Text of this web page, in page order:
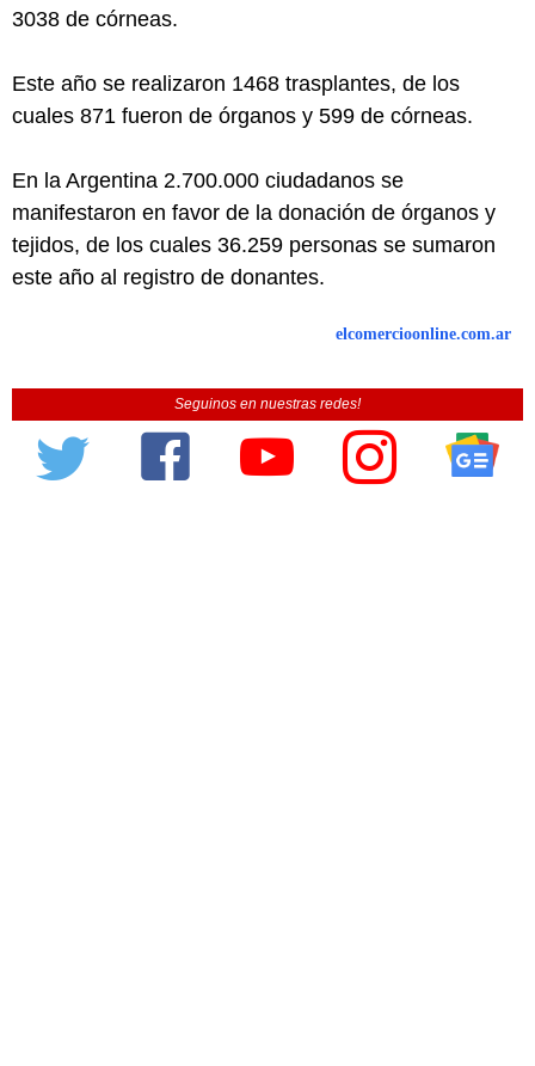
3038 de córneas.
Este año se realizaron 1468 trasplantes, de los
cuales 871 fueron de órganos y 599 de córneas.
En la Argentina 2.700.000 ciudadanos se
manifestaron en favor de la donación de órganos y
tejidos, de los cuales 36.259 personas se sumaron
este año al registro de donantes.
elcomercioonline.com.ar
Seguinos en nuestras redes!